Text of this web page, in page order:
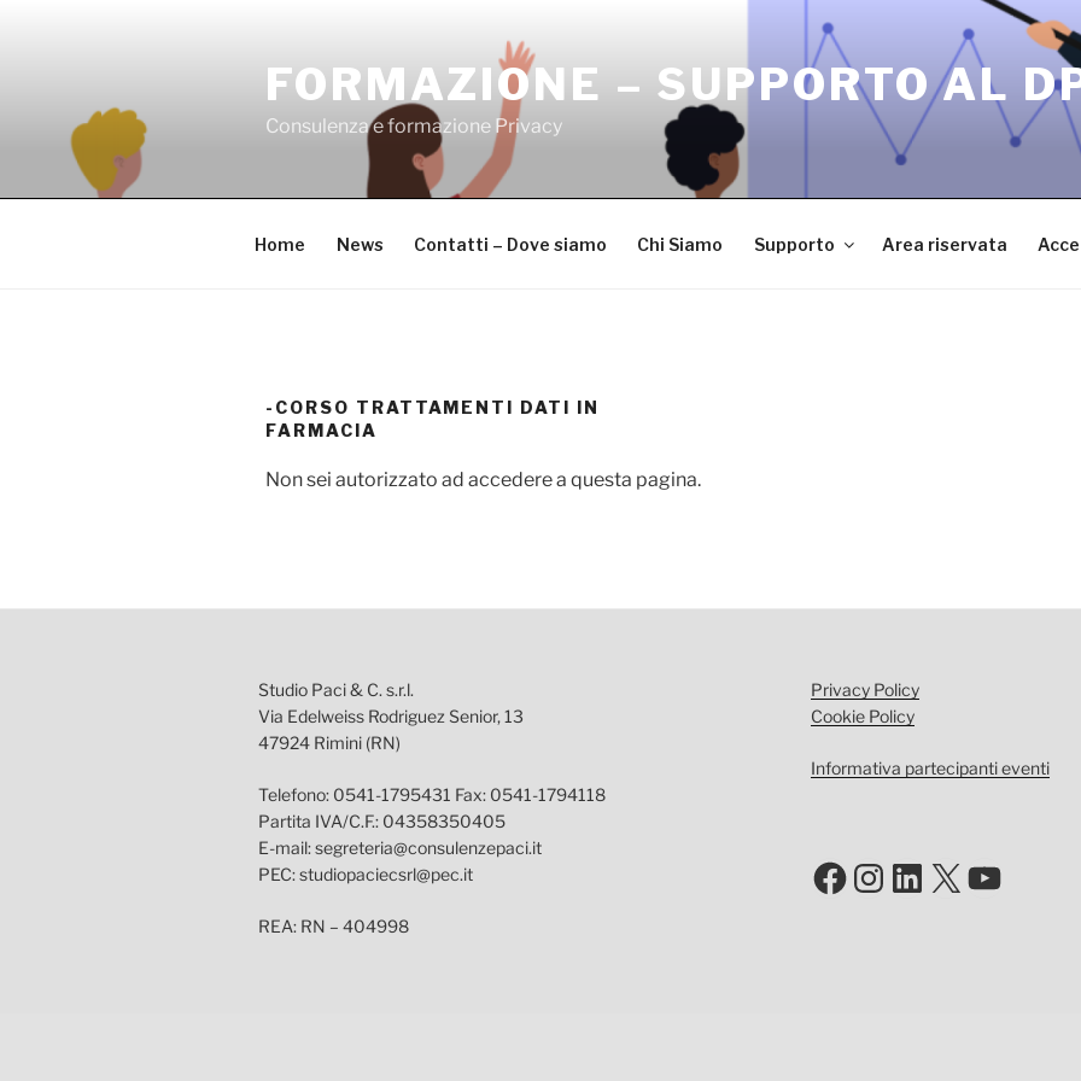
FORMAZIONE – SUPPORTO AL
Consulenza e formazione Privacy
Home News Contatti – Dove siamo Chi Siamo Supporto Area riservata
-CORSO TRATTAMENTI DATI IN
FARMACIA
Non sei autorizzato ad accedere a questa pagina.
Studio Paci & C. s.r.l.
Via Edelweiss Rodriguez Senior, 13
47924 Rimini (RN)
Telefono: 0541-1795431 Fax: 0541-1794118
Partita IVA/C.F.: 04358350405
E-mail: segreteria@consulenzepaci.it
PEC: studiopaciecsrl@pec.it
REA: RN – 404998
Privacy Policy
Cookie Policy
Informativa partecipanti eventi
Facebook
Instagram
LinkedIn
X